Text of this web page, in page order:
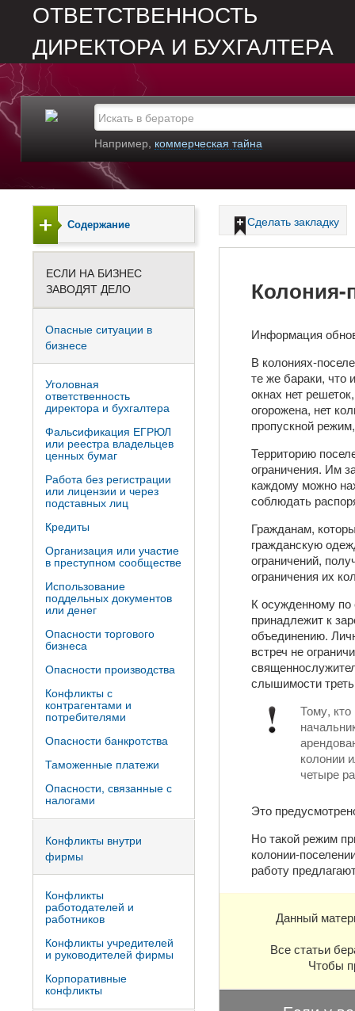
ОТВЕТСТВЕННОСТЬ
ДИРЕКТОРА И БУХГАЛТЕРА
Например, коммерческая тайна
Сделать закладку
Колония-
Информация
В колониях-
те же бараки, что
окнах нет
огорожена, нет
пропускной
Территорию
ограничения. Им
каждому можно
соблюдать
Гражданам,
гражданскую
ограничений,
ограничения их
К осужденному по
принадлежит к
объединению.
встреч не
слышимости
Тому,
колонии
четыре
Это
Но такой режим
колонии-
работу
Данный
Все статьи
Чтобы
Содержание
ЕСЛИ НА БИЗНЕС
ЗАВОДЯТ ДЕЛО
Опасные ситуации в
бизнесе
Уголовная
ответственность
директора и бухгалтера
Фальсификация ЕГРЮЛ
или реестра владельцев
ценных бумаг
Работа без регистрации
или лицензии и через
подставных лиц
Кредиты
Организация или участие
в преступном сообществе
Использование
поддельных документов
или денег
Опасности торгового
бизнеса
Опасности производства
Конфликты с
контрагентами и
потребителями
Опасности банкротства
Таможенные платежи
Опасности, связанные с
налогами
Конфликты внутри
фирмы
Конфликты
работодателей и
работников
Конфликты учредителей
и руководителей фирмы
Корпоративные
конфликты